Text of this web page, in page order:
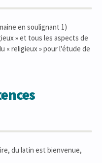
en soulignant 1)
» et tous les aspects de
« religieux » pour l'étude de
du latin est bienvenue,